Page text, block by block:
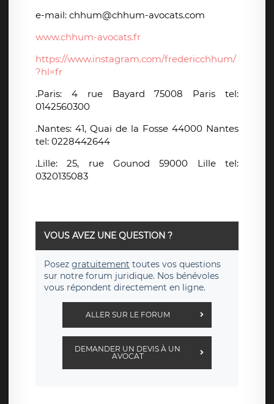
e-mail: chhum@chhum-avocats.com
www.chhum-avocats.fr
https://www.instagram.com/fredericchhum/
?hl=fr
.Paris: 4 rue Bayard 75008 Paris tel:
0142560300
.Nantes: 41, Quai de la Fosse 44000 Nantes
tel: 0228442644
.Lille: 25, rue Gounod 59000 Lille tel:
0320135083
VOUS AVEZ UNE QUESTION ?
Posez gratuitement toutes vos questions
sur notre forum juridique. Nos bénévoles
vous répondent directement en ligne.
ALLER SUR LE FORUM
DEMANDER UN DEVIS À UN
AVOCAT